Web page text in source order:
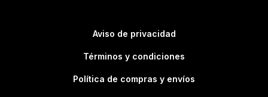
Aviso de privacidad
Términos y condiciones
Política de compras y envíos